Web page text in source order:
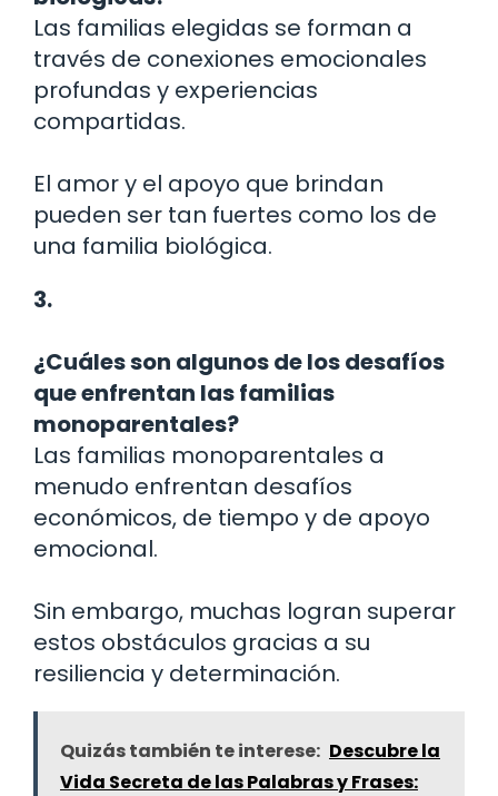
Las familias elegidas se forman a
través de conexiones emocionales
profundas y experiencias
compartidas.
El amor y el apoyo que brindan
pueden ser tan fuertes como los de
una familia biológica.
3.
¿Cuáles son algunos de los desafíos
que enfrentan las familias
monoparentales?
Las familias monoparentales a
menudo enfrentan desafíos
económicos, de tiempo y de apoyo
emocional.
Sin embargo, muchas logran superar
estos obstáculos gracias a su
resiliencia y determinación.
Quizás también te interese: Descubre la
Vida Secreta de las Palabras y Frases: